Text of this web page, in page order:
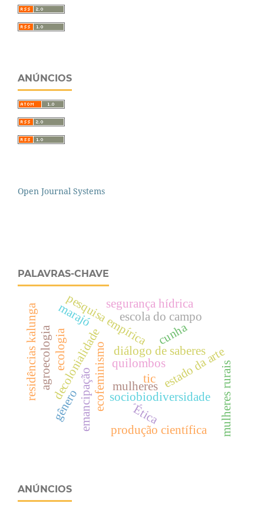
ANÚNCIOS
Open Journal Systems
PALAVRAS-CHAVE
decolonialidade sociobiodiversidade
pesquisa empírica
´Ética
ecologia
mulheres estado da arte
ecofeminismo
agroecologia
residências kalunga diálogo de saberes
emancipação
cunha
mulheres rurais
escola do campo
quilombos
gênero
segurança hídrica
tic
produção científica
marajó
ANÚNCIOS